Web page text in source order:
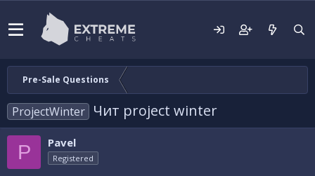
Pre-Sale Questions
ProjectWinter Чит project winter
P Pavel
Registered